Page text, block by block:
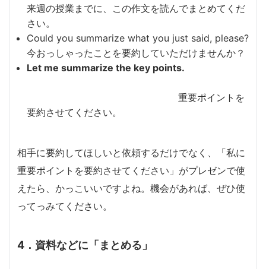
来週の授業までに、この作文を読んでまとめてくだ
さい。
Could you summarize what you just said, please?
今おっしゃったことを要約していただけませんか？
Let me summarize the key points.
重要ポイントを
要約させてください。
相手に要約してほしいと依頼するだけでなく、「私に
重要ポイントを要約させてください」がプレゼンで使
えたら、かっこいいですよね。機会があれば、ぜひ使
ってっみてください。
4．資料などに「まとめる」